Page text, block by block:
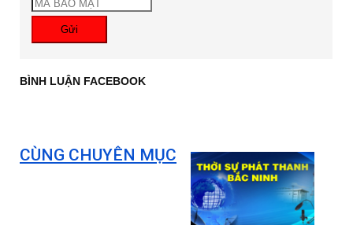
Gửi
BÌNH LUẬN FACEBOOK
CÙNG CHUYÊN MỤC